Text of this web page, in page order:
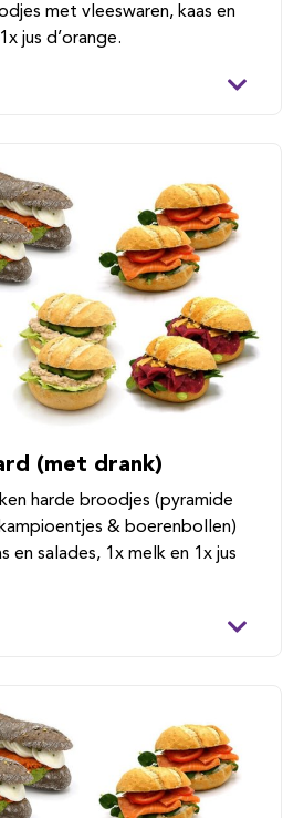
met vleeswaren, kaas en
jus d’orange.
(met drank)
harde broodjes (pyramide
& boerenbollen)
en salades, 1x melk en 1x jus